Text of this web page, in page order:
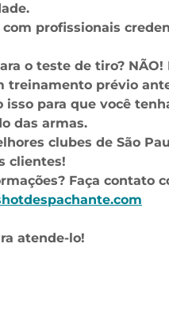
profissionais
o teste de tiro? NÃO!
treinamento prévio
para que você
das armas.
clubes de São
clientes!
Faça contato
atende-lo!